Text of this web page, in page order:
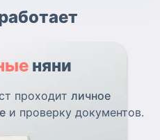
няни
проходит личное
и проверку документов.